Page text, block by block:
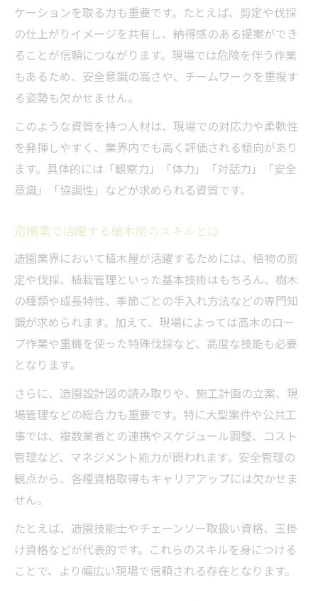
ケーションを取る力も重要です。たとえば、剪定や伐採
の仕上がりイメージを共有し、納得感のある提案ができ
ることが信頼につながります。現場では危険を伴う作業
もあるため、安全意識の高さや、チームワークを重視す
る姿勢も欠かせません。
このような資質を持つ人材は、現場での対応力や柔軟性
を発揮しやすく、業界内でも高く評価される傾向があり
ます。具体的には「観察力」「体力」「対話力」「安全
意識」「協調性」などが求められる資質です。
造園業で活躍する植木屋のスキルとは
造園業界において植木屋が活躍するためには、植物の剪
定や伐採、植栽管理といった基本技術はもちろん、樹木
の種類や成長特性、季節ごとの手入れ方法などの専門知
識が求められます。加えて、現場によっては高木のロー
プ作業や重機を使った特殊伐採など、高度な技能も必要
となります。
さらに、造園設計図の読み取りや、施工計画の立案、現
場管理などの総合力も重要です。特に大型案件や公共工
事では、複数業者との連携やスケジュール調整、コスト
管理など、マネジメント能力が問われます。安全管理の
観点から、各種資格取得もキャリアアップには欠かせま
せん。
たとえば、造園技能士やチェーンソー取扱い資格、玉掛
け資格などが代表的です。これらのスキルを身につける
ことで、より幅広い現場で信頼される存在となります。